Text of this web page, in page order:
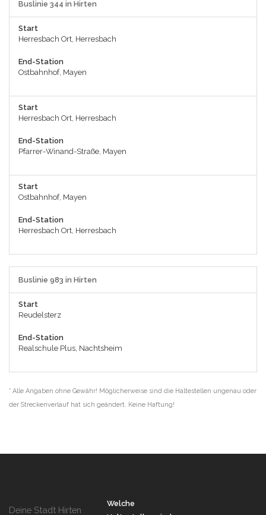
Buslinie 344 in Hirten
Start
Herresbach Ort, Herresbach
End-Station
Ostbahnhof, Mayen
Start
Herresbach Ort, Herresbach
End-Station
Pfarrer-Winand-Straße, Mayen
Start
Ostbahnhof, Mayen
End-Station
Herresbach Ort, Herresbach
Buslinie 983 in Hirten
Start
Reudelsterz
End-Station
Realschule Plus, Nachtsheim
* Alle Angaben ohne Gewähr! Möglicherweise sind die Haltestellen ungenau oder
der Streckenverlauf hat sich geändert. Keine Haftung!
Deine Stadt Hirten
Welche